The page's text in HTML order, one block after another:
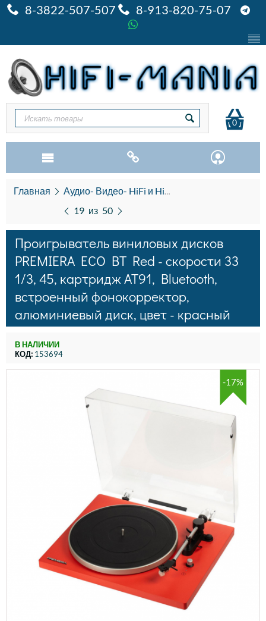
8-3822-507-507 8-913-820-75-07
0
Главная Аудио- Видео- HiFi и HiEND
19 из 50
Проигрыватель виниловых дисков
PREMIERA ECO BT Red - скорости 33
1/3, 45, картридж AT91, Bluetooth,
встроенный фонокорректор,
алюминиевый диск, цвет - красный
В НАЛИЧИИ
КОД: 153694
-17%